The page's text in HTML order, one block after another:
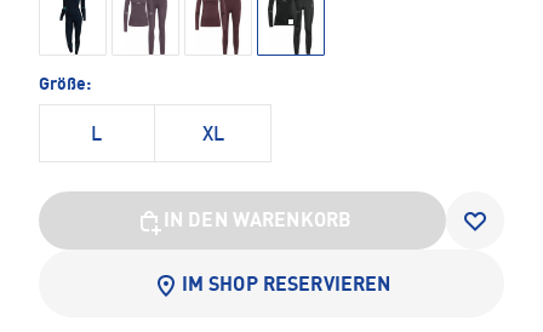
Größe:
L XL
IN DEN WARENKORB
IM SHOP RESERVIEREN